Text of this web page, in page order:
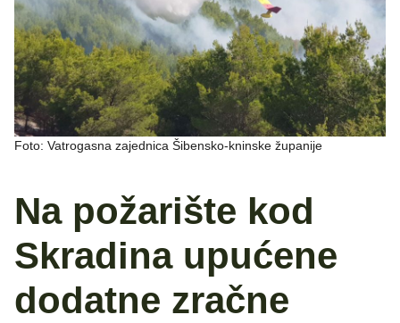
Foto: Vatrogasna zajednica Šibensko-kninske županije
Na požarište kod
Skradina upućene
dodatne zračne